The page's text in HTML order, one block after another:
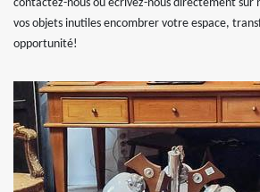
contactez-nous ou écrivez-nous directement sur
vos objets inutiles encombrer votre espace,
opportunité!